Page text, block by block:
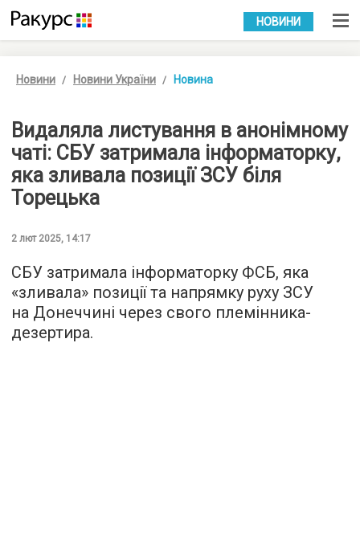
УКР РУС
НОВИНИ
Новини Новини України Новина
Видаляла листування в анонімному
чаті: СБУ затримала інформаторку,
яка зливала позиції ЗСУ біля
Торецька
2 лют 2025, 14:17
СБУ затримала інформаторку ФСБ, яка
«зливала» позиції та напрямку руху ЗСУ
на Донеччині через свого племінника-
дезертира.